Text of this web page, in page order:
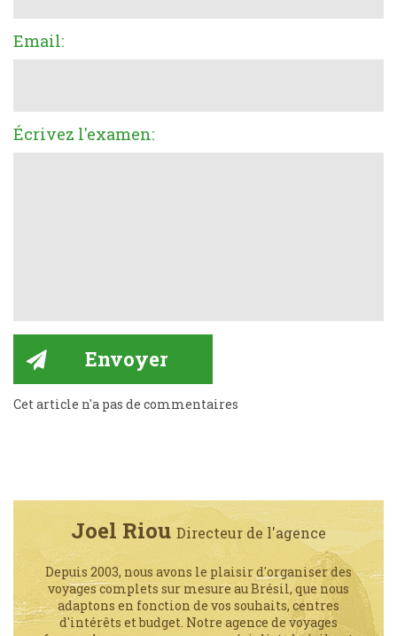
Email:
Écrivez l'examen:
Cet article n'a pas de commentaires
Joel Riou Directeur de l'agence
Depuis 2003, nous avons le plaisir d'organiser des
voyages complets sur mesure au Brésil, que nous
adaptons en fonction de vos souhaits, centres
d'intérêts et budget. Notre agence de voyages